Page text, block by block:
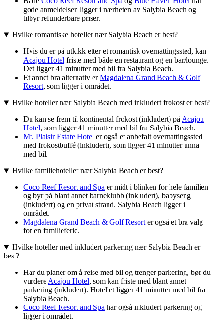
gode anmeldelser, ligger i nærheten av Salybia Beach og
tilbyr refunderbare priser.
Hvilke romantiske hoteller nær Salybia Beach er best?
Hvis du er på utkikk etter et romantisk overnattingssted, kan
Acajou Hotel friste med både en restaurant og en bar/lounge.
Det ligger 41 minutter med bil fra Salybia Beach.
Et annet bra alternativ erMagdalena Grand Beach & Golf
Resort, som ligger i området.
Hvilke hoteller nær Salybia Beach med inkludert frokost er best?
Du kan se frem til kontinental frokost (inkludert) på Acajou
Hotel, som ligger 41 minutter med bil fra Salybia Beach.
Mt. Plaisir Estate Hotel er også et anbefalt overnattingssted
med frokostbuffé (inkludert), som ligger 41 minutter unna
med bil.
Hvilke familiehoteller nær Salybia Beach er best?
Coco Reef Resort and Spa er midt i blinken for hele familien
og byr på blant annet barneklubb (inkludert), babyseng
(inkludert) og en privat strand. Salybia Beach ligger i
området.
Magdalena Grand Beach & Golf Resort er også et bra valg
for en familieferie.
Hvilke hoteller med inkludert parkering nær Salybia Beach er
best?
Har du planer om å reise med bil og trenger parkering, bør du
vurdere Acajou Hotel, som kan friste med blant annet
parkering (inkludert). Hotellet ligger 41 minutter med bil fra
Salybia Beach.
Coco Reef Resort and Spa har også inkludert parkering og
ligger i området.